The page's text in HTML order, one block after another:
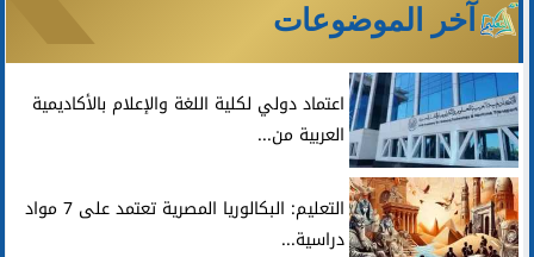
آخر الموضوعات
اعتماد دولي لكلية اللغة والإعلام بالأكاديمية
العربية من...
التعليم: البكالوريا المصرية تعتمد على 7 مواد
دراسية...